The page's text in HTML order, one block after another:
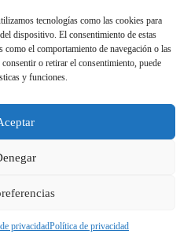
tecnologías como las cookies para
dispositivo. El consentimiento de estas
como el comportamiento de navegación o las
o retirar el consentimiento, puede
y funciones.
privacidadPolítica de privacidad
- Hostelecan © 2026